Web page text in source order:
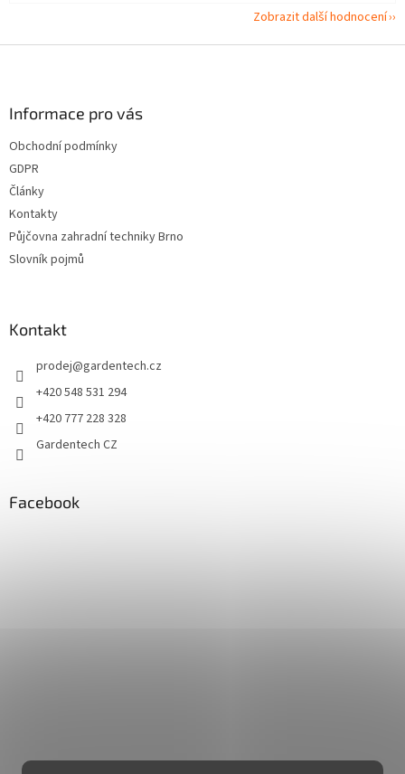
Zobrazit další hodnocení
Informace pro vás
Obchodní podmínky
GDPR
Články
Kontakty
Půjčovna zahradní techniky Brno
Slovník pojmů
Kontakt
prodej@gardentech.cz
+420 548 531 294
+420 777 228 328
Gardentech CZ
Facebook